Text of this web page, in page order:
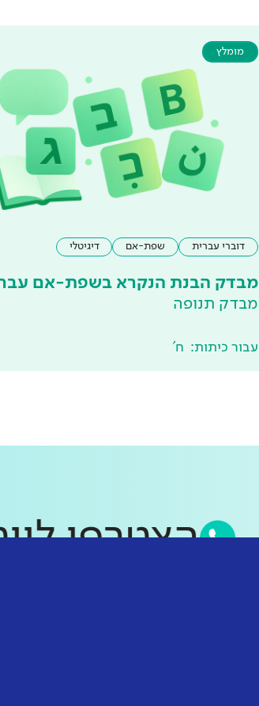
מומלץ
דוברי עברית שפת-אם דיגיטלי
מבדק הבנת הנקרא בשפת-אם
מבדק תנופה
עבור כיתות: ח'
הצטרפו